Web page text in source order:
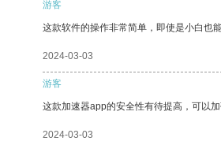
游客
这款软件的操作非常简单，即使是小白也能
2024-03-03
游客
这款加速器app的安全性有待提高，可以
2024-03-03